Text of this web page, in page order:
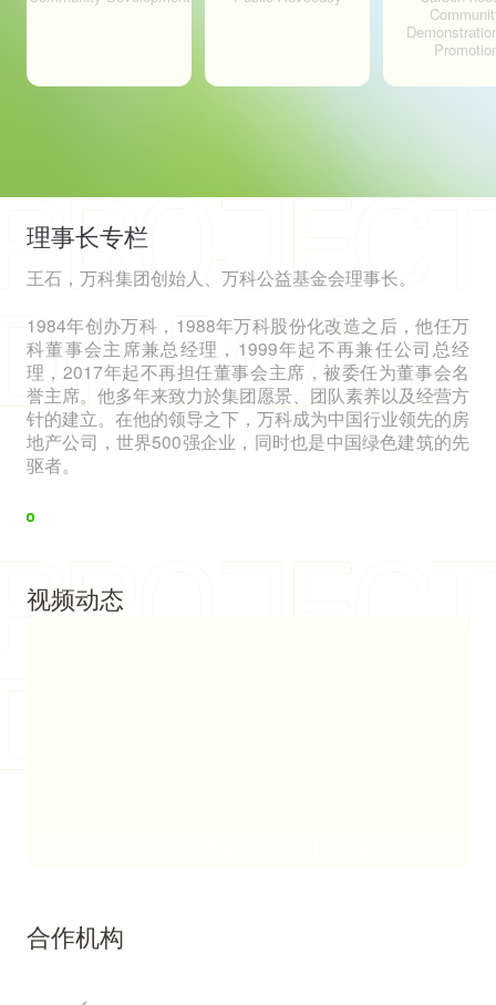
理事长专栏
王石，万科集团创始人、万科公益基金会理事长。
1984年创办万科，1988年万科股份化改造之后，他任万
科董事会主席兼总经理，1999年起不再兼任公司总经
理，2017年起不再担任董事会主席，被委任为董事会名
誉主席。他多年来致力於集团愿景、团队素养以及经营方
针的建立。在他的领导之下，万科成为中国行业领先的房
地产公司，世界500强企业，同时也是中国绿色建筑的先
驱者。
视频动态
合作机构